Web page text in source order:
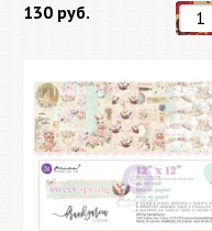
130 руб.